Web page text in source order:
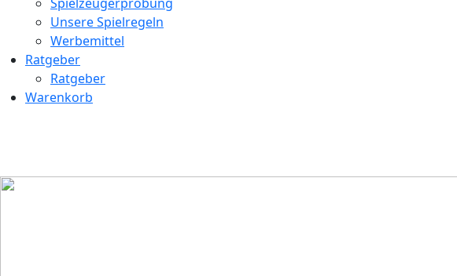
Spielzeugerprobung
Unsere Spielregeln
Werbemittel
Ratgeber
Ratgeber
Warenkorb